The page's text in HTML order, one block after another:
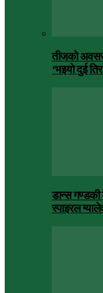
तीजको
‘भइयो दुई
डान्स गण्डकी
स्पाइरल